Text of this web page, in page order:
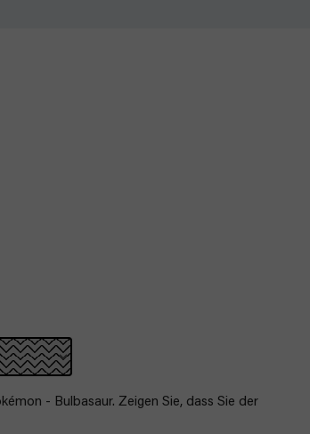
- Bulbasaur. Zeigen Sie, dass Sie der